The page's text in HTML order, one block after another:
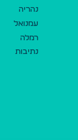
נהריה
עמנואל
רמלה
נתיבות